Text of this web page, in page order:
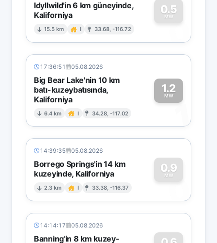
Idyllwild'in 6 km güneyinde,
Kaliforniya
15.5 km I 33.68, -116.72
0.5
MW
0
17:36:51 05.08.2026
Big Bear Lake'nin 10 km
batı-kuzeybatısında,
Kaliforniya
6.4 km I 34.28, -117.02
1.2
MW
1
14:39:35 05.08.2026
Borrego Springs'in 14 km
kuzeyinde, Kaliforniya
2.3 km I 33.38, -116.37
0.9
MW
0
14:14:17 05.08.2026
Banning'in 8 km kuzey-